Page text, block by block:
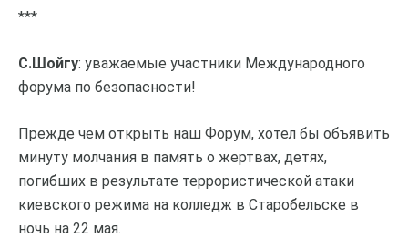
***
С.Шойгу: уважаемые участники Международного
форума по безопасности!
Прежде чем открыть наш Форум, хотел бы объявить
минуту молчания в память о жертвах, детях,
погибших в результате террористической атаки
киевского режима на колледж в Старобельске в
ночь на 22 мая.